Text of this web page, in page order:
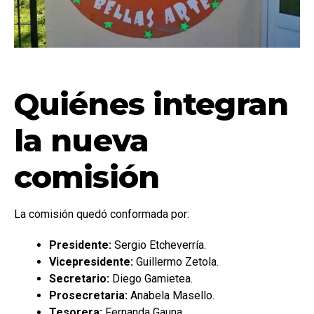
Quiénes integran
la nueva
comisión
La comisión quedó conformada por:
Presidente: Sergio Etcheverría.
Vicepresidente: Guillermo Zetola.
Secretario: Diego Gamietea.
Prosecretaria: Anabela Masello.